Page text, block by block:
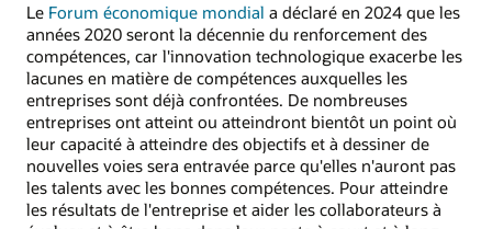
Le Forum économique mondial a déclaré en 2024 que les
années 2020 seront la décennie du renforcement des
compétences, car l'innovation technologique exacerbe les
lacunes en matière de compétences auxquelles les
entreprises sont déjà confrontées. De nombreuses
entreprises ont atteint ou atteindront bientôt un point où
leur capacité à atteindre des objectifs et à dessiner de
nouvelles voies sera entravée parce qu'elles n'auront pas
les talents avec les bonnes compétences. Pour atteindre
les résultats de l'entreprise et aider les collaborateurs à